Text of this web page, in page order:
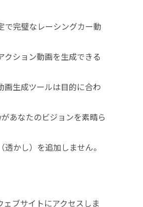
で完璧なレーシングカー動
ション動画を生成できる
生成ツールは目的に合わ
あなたのビジョンを素晴ら
かし）を追加しません。
ブサイトにアクセスしま